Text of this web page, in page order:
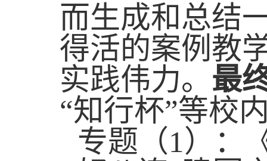
而生成和总结
得活的案例教
实践伟力。 最
“知行杯”等校
专题（1）：